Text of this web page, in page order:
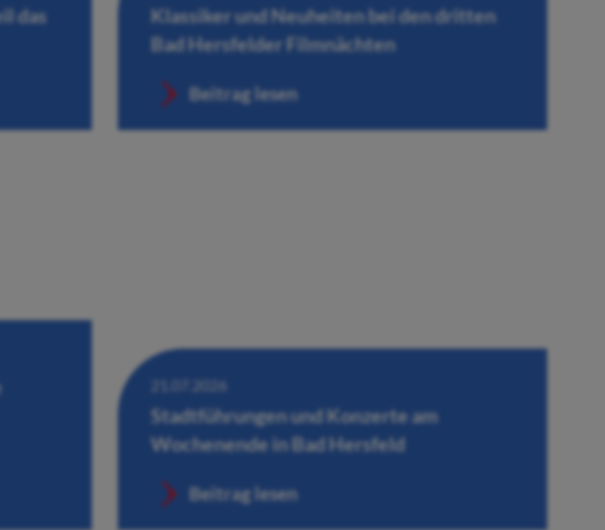
das
Klassiker und Neuheiten bei den dritten
Bad Hersfelder Filmnächten
Beitrag lesen
21.07.2026
Stadtführungen und Konzerte am
Wochenende in Bad Hersfeld
Beitrag lesen